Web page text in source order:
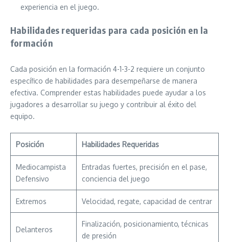
experiencia en el juego.
Habilidades requeridas para cada posición en la
formación
Cada posición en la formación 4-1-3-2 requiere un conjunto
específico de habilidades para desempeñarse de manera
efectiva. Comprender estas habilidades puede ayudar a los
jugadores a desarrollar su juego y contribuir al éxito del
equipo.
Posición Habilidades Requeridas
Mediocampista
Defensivo
Entradas fuertes, precisión en el pase,
conciencia del juego
Extremos Velocidad, regate, capacidad de centrar
Delanteros
Finalización, posicionamiento, técnicas
de presión